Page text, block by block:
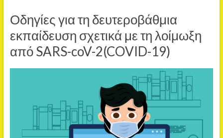
Οδηγίες για τη δευτεροβάθμια
εκπαίδευση σχετικά με τη λοίμωξη
από SARS-coV-2(COVID-19)